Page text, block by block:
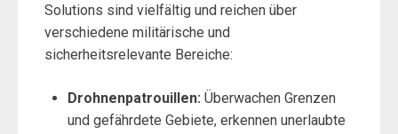
Solutions sind vielfältig und reichen über
verschiedene militärische und
sicherheitsrelevante Bereiche:
Drohnenpatrouillen: Überwachen Grenzen
und gefährdete Gebiete, erkennen unerlaubte